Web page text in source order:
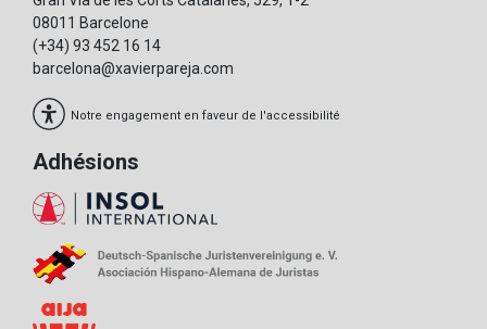
08011 Barcelone
(+34) 93 452 16 14
barcelona@xavierpareja.com
Notre engagement en faveur de l'accessibilité
Adhésions